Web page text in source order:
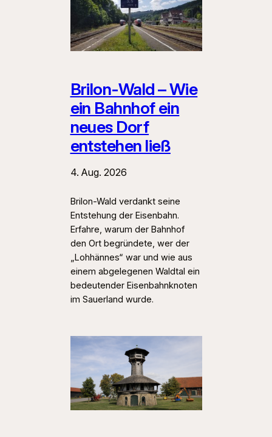
Brilon-Wald – Wie
ein Bahnhof ein
neues Dorf
entstehen ließ
4. Aug. 2026
Brilon-Wald verdankt seine
Entstehung der Eisenbahn.
Erfahre, warum der Bahnhof
den Ort begründete, wer der
„Lohhännes“ war und wie aus
einem abgelegenen Waldtal ein
bedeutender Eisenbahnknoten
im Sauerland wurde.